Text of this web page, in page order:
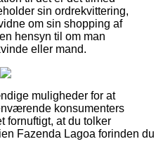
sin ordrekvittering,
om sin shopping af
hensyn til om man
eller mand.
muligheder for at
konsumenters
fornuftigt, at du tolker
Fazenda Lagoa forinden du